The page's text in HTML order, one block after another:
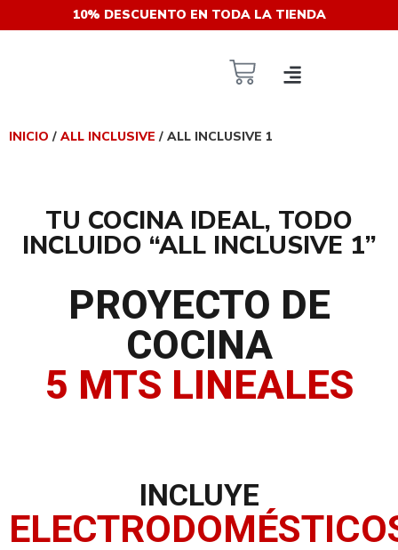
10% DESCUENTO EN TODA LA TIENDA
INICIO / ALL INCLUSIVE / ALL INCLUSIVE 1
TU COCINA IDEAL, TODO
INCLUIDO “ALL INCLUSIVE 1”
PROYECTO DE
COCINA
5 MTS LINEALES
INCLUYE